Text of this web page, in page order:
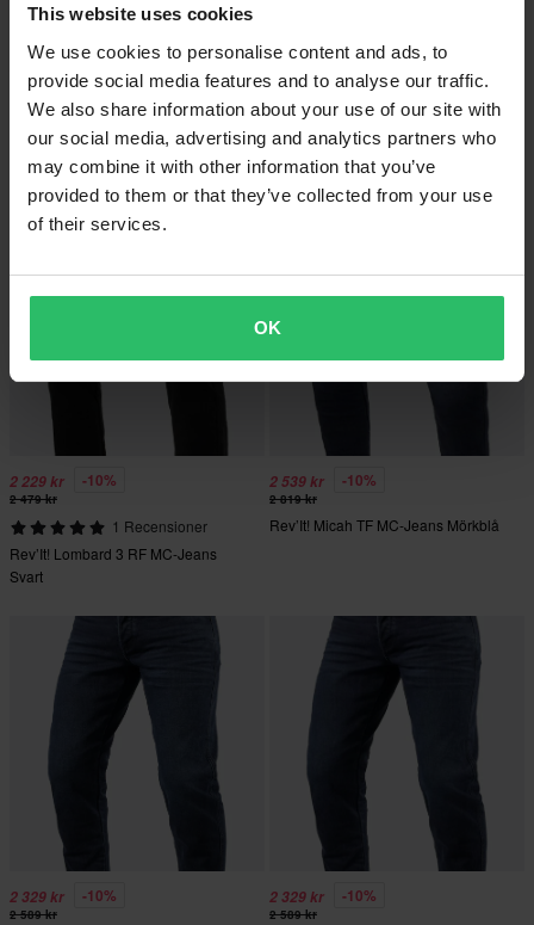
This website uses cookies
We use cookies to personalise content and ads, to
provide social media features and to analyse our traffic.
We also share information about your use of our site with
our social media, advertising and analytics partners who
may combine it with other information that you’ve
provided to them or that they’ve collected from your use
of their services.
OK
-10%
2 249 kr
2 Recensioner
Rev’It! Carlin SK MC-Jeans
Mellanblå
-10%
2 249 kr
Rev’It! Carlin SK MC-Jeans Mörkblå
2 229 kr -10%
2 479 kr
1 Recensioner
Rev’It! Lombard 3 RF MC-Jeans
Svart
2 539 kr -10%
2 819 kr
Rev’It! Micah TF MC-Jeans Mörkblå
2 329 kr -10%
2 589 kr
2 329 kr -10%
2 589 kr